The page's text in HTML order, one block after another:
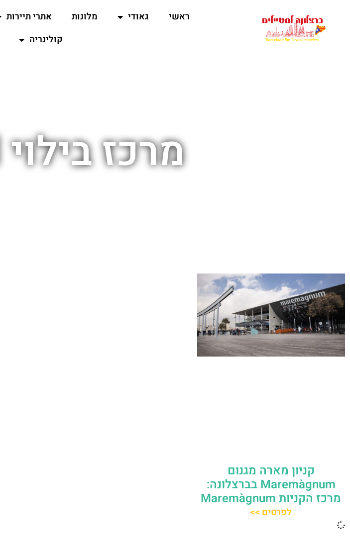
ראשי גאודי מלונות אתרי תיירות
קולינריה
מרכז בילוי Port Vell
קניון מארה מגנום
Maremàgnum בברצלונה:
מרכז הקניות Maremàgnum
לפרטים >>